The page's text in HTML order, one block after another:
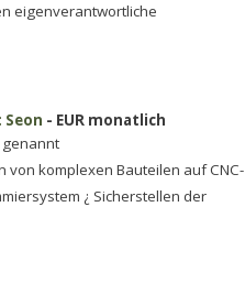
eigenverantwortliche
- EUR monatlich
genannt
von komplexen Bauteilen auf CNC-
¿ Sicherstellen der